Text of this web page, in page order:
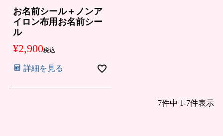
お名前シール＋ノンア
イロン布用お名前シー
ル
¥2,900税込
詳細を見る
7件中 1-7件表示